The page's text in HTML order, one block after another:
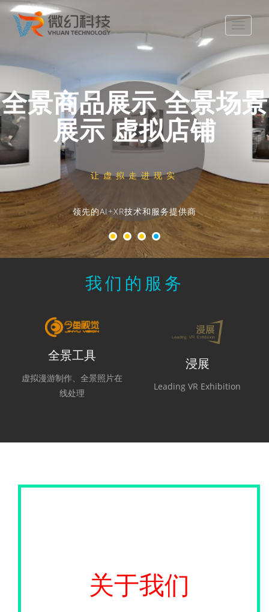
Toggle
全景商品展示 全景场景
展示 虚拟店铺
让虚拟走进现实
领先的AI+XR技术和服务提供商
我们的服务
浸展
Leading VR Exhibition
全景工具
虚拟漫游制作、全景照片在
线处理
关于我们